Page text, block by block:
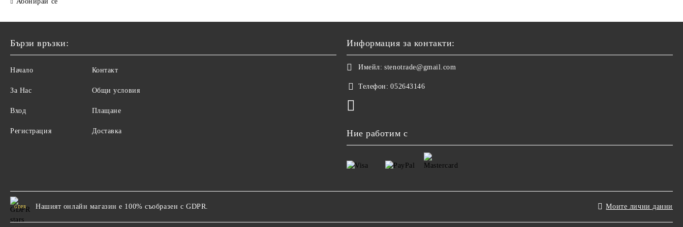
Бързи връзки:
Начало
За Нас
Вход
Регистрация
Контакт
Общи условия
Плащане
Доставка
Информация за контакти:
Имейл: stenotrade@gmail.com
Телефон: 052643146
Ние работим с
GDPR Нашият онлайн магазин е 100% съобразен с GDPR. Моите лични данни